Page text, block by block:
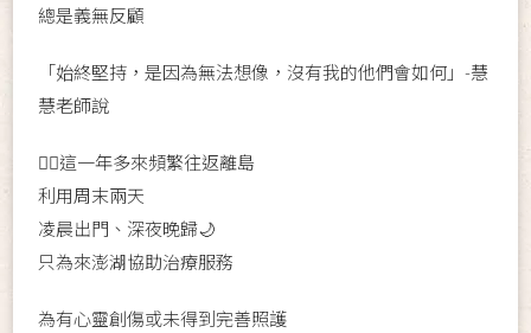
總是義無反顧
「始終堅持，是因為無法想像，沒有我的他們會如何」-慧
慧老師說
🙋‍♀這一年多來頻繁往返離島
利用周末兩天
凌晨出門、深夜晚歸🌙
只為來澎湖協助治療服務
為有心靈創傷或未得到完善照護